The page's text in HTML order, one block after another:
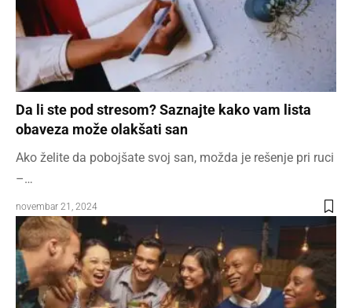
Da li ste pod stresom? Saznajte kako vam lista
obaveza može olakšati san
Ako želite da pobojšate svoj san, možda je rešenje pri ruci
–…
novembar 21, 2024